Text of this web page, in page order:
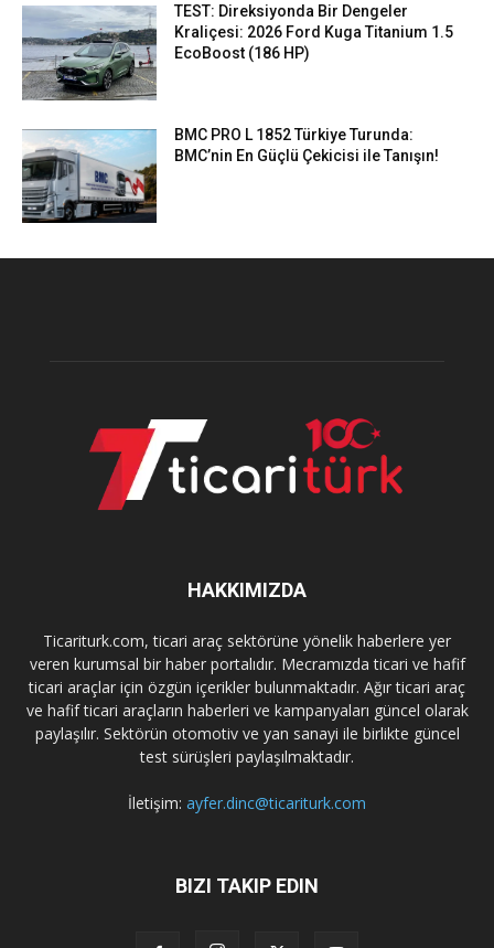
TEST: Direksiyonda Bir Dengeler
Kraliçesi: 2026 Ford Kuga Titanium 1.5
EcoBoost (186 HP)
BMC PRO L 1852 Türkiye Turunda:
BMC’nin En Güçlü Çekicisi ile Tanışın!
HAKKIMIZDA
Ticariturk.com, ticari araç sektörüne yönelik haberlere yer
veren kurumsal bir haber portalıdır. Mecramızda ticari ve hafif
ticari araçlar için özgün içerikler bulunmaktadır. Ağır ticari araç
ve hafif ticari araçların haberleri ve kampanyaları güncel olarak
paylaşılır. Sektörün otomotiv ve yan sanayi ile birlikte güncel
test sürüşleri paylaşılmaktadır.
İletişim: ayfer.dinc@ticariturk.com
BIZI TAKIP EDIN